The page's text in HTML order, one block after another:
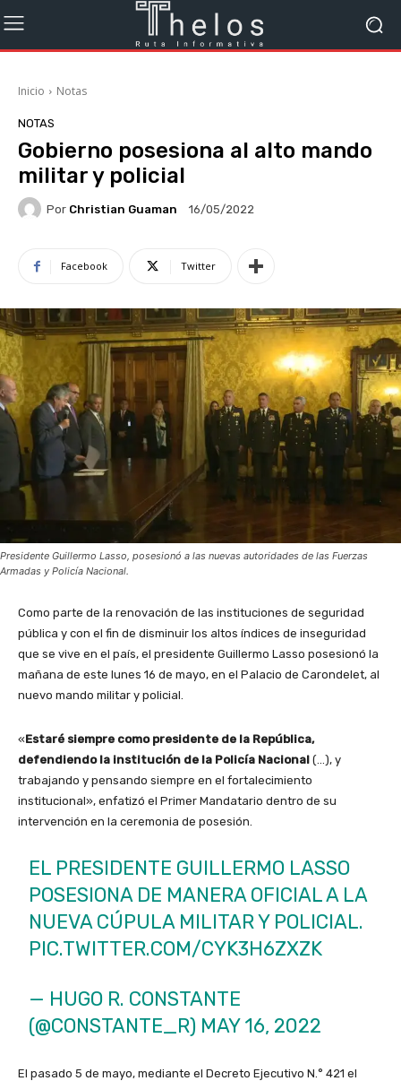
Inicio Notas
NOTAS
Gobierno posesiona al alto mando
militar y policial
Por Christian Guaman 16/05/2022
Facebook Twitter
Presidente Guillermo Lasso, posesionó a las nuevas autoridades de las Fuerzas
Armadas y Policía Nacional.
Como parte de la renovación de las instituciones de seguridad
pública y con el fin de disminuir los altos índices de inseguridad
que se vive en el país, el presidente Guillermo Lasso posesionó la
mañana de este lunes 16 de mayo, en el Palacio de Carondelet, al
nuevo mando militar y policial.
«Estaré siempre como presidente de la República,
defendiendo la institución de la Policía Nacional (…), y
trabajando y pensando siempre en el fortalecimiento
institucional», enfatizó el Primer Mandatario dentro de su
intervención en la ceremonia de posesión.
EL PRESIDENTE GUILLERMO LASSO
POSESIONA DE MANERA OFICIAL A LA
NUEVA CÚPULA MILITAR Y POLICIAL.
PIC.TWITTER.COM/CYK3H6ZXZK
— HUGO R. CONSTANTE
(@CONSTANTE_R) MAY 16, 2022
El pasado 5 de mayo, mediante el Decreto Ejecutivo N.° 421 el